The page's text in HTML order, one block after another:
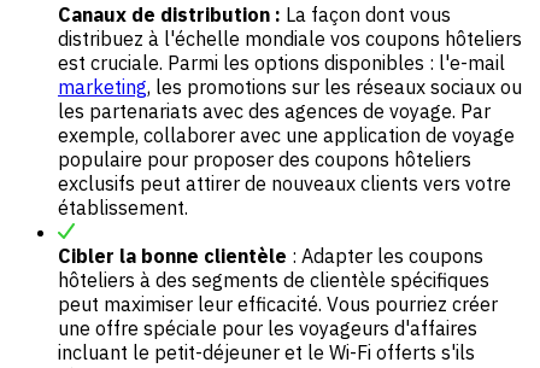
Canaux de distribution : La façon dont vous
distribuez à l'échelle mondiale vos coupons hôteliers
est cruciale. Parmi les options disponibles : l'e-mail
marketing, les promotions sur les réseaux sociaux ou
les partenariats avec des agences de voyage. Par
exemple, collaborer avec une application de voyage
populaire pour proposer des coupons hôteliers
exclusifs peut attirer de nouveaux clients vers votre
établissement.
Cibler la bonne clientèle : Adapter les coupons
hôteliers à des segments de clientèle spécifiques
peut maximiser leur efficacité. Vous pourriez créer
une offre spéciale pour les voyageurs d'affaires
incluant le petit-déjeuner et le Wi-Fi offerts s'ils